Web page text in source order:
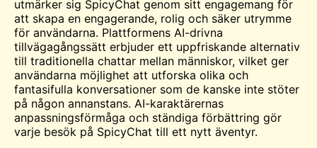
utmärker sig SpicyChat genom sitt engagemang för
att skapa en engagerande, rolig och säker utrymme
för användarna. Plattformens AI-drivna
tillvägagångssätt erbjuder ett uppfriskande alternativ
till traditionella chattar mellan människor, vilket ger
användarna möjlighet att utforska olika och
fantasifulla konversationer som de kanske inte stöter
på någon annanstans. AI-karaktärernas
anpassningsförmåga och ständiga förbättring gör
varje besök på SpicyChat till ett nytt äventyr.